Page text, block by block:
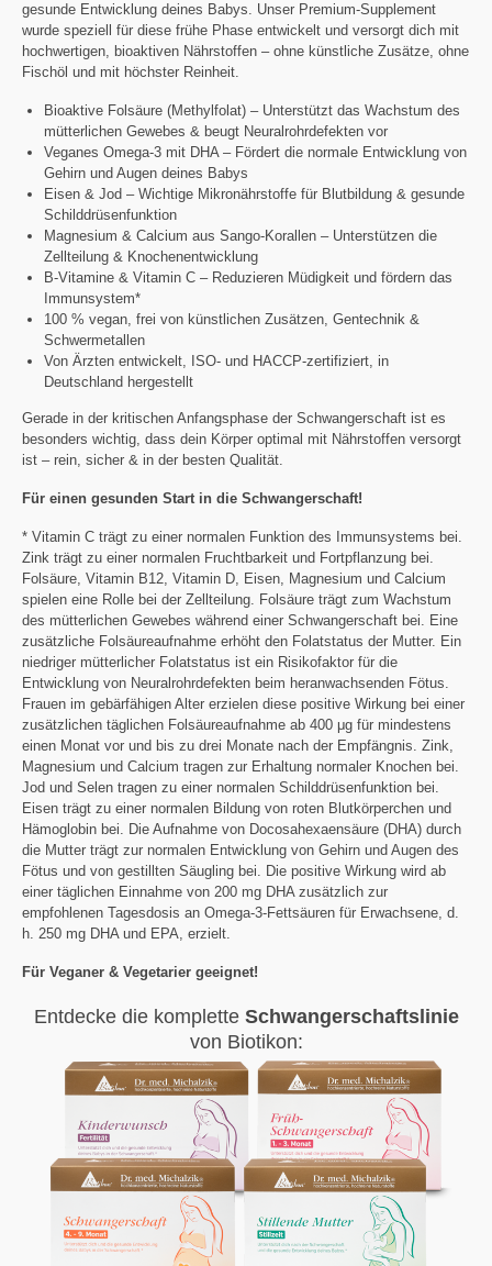
gesunde Entwicklung deines Babys. Unser Premium-Supplement
wurde speziell für diese frühe Phase entwickelt und versorgt dich mit
hochwertigen, bioaktiven Nährstoffen – ohne künstliche Zusätze, ohne
Fischöl und mit höchster Reinheit.
Bioaktive Folsäure (Methylfolat) – Unterstützt das Wachstum des
mütterlichen Gewebes & beugt Neuralrohrdefekten vor
Veganes Omega-3 mit DHA – Fördert die normale Entwicklung von
Gehirn und Augen deines Babys
Eisen & Jod – Wichtige Mikronährstoffe für Blutbildung & gesunde
Schilddrüsenfunktion
Magnesium & Calcium aus Sango-Korallen – Unterstützen die
Zellteilung & Knochenentwicklung
B-Vitamine & Vitamin C – Reduzieren Müdigkeit und fördern das
Immunsystem*
100 % vegan, frei von künstlichen Zusätzen, Gentechnik &
Schwermetallen
Von Ärzten entwickelt, ISO- und HACCP-zertifiziert, in
Deutschland hergestellt
Gerade in der kritischen Anfangsphase der Schwangerschaft ist es
besonders wichtig, dass dein Körper optimal mit Nährstoffen versorgt
ist – rein, sicher & in der besten Qualität.
Für einen gesunden Start in die Schwangerschaft!
* Vitamin C trägt zu einer normalen Funktion des Immunsystems bei.
Zink trägt zu einer normalen Fruchtbarkeit und Fortpflanzung bei.
Folsäure, Vitamin B12, Vitamin D, Eisen, Magnesium und Calcium
spielen eine Rolle bei der Zellteilung. Folsäure trägt zum Wachstum
des mütterlichen Gewebes während einer Schwangerschaft bei. Eine
zusätzliche Folsäureaufnahme erhöht den Folatstatus der Mutter. Ein
niedriger mütterlicher Folatstatus ist ein Risikofaktor für die
Entwicklung von Neuralrohrdefekten beim heranwachsenden Fötus.
Frauen im gebärfähigen Alter erzielen diese positive Wirkung bei einer
zusätzlichen täglichen Folsäureaufnahme ab 400 μg für mindestens
einen Monat vor und bis zu drei Monate nach der Empfängnis. Zink,
Magnesium und Calcium tragen zur Erhaltung normaler Knochen bei.
Jod und Selen tragen zu einer normalen Schilddrüsenfunktion bei.
Eisen trägt zu einer normalen Bildung von roten Blutkörperchen und
Hämoglobin bei. Die Aufnahme von Docosahexaensäure (DHA) durch
die Mutter trägt zur normalen Entwicklung von Gehirn und Augen des
Fötus und von gestillten Säugling bei. Die positive Wirkung wird ab
einer täglichen Einnahme von 200 mg DHA zusätzlich zur
empfohlenen Tagesdosis an Omega-3-Fettsäuren für Erwachsene, d.
h. 250 mg DHA und EPA, erzielt.
Für Veganer & Vegetarier geeignet!
Entdecke die komplette Schwangerschaftslinie
von Biotikon: